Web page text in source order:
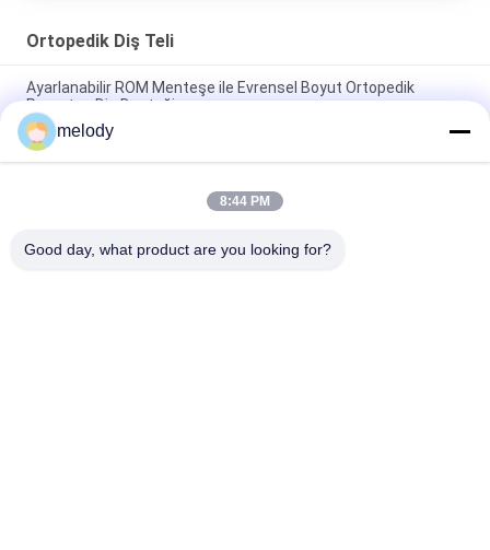
Ortopedik Diş Teli
Ayarlanabilir ROM Menteşe ile Evrensel Boyut Ortopedik
Parantez Diz Desteği
Menteşeli DUO Ortopedik Diz Destekleri ve OA Hastaları İçin
Hafifliği Destekler
Ayarlanabilir Menteşeli Ortopedik Parantez Diz Desteği Nefes
melody
8:44 PM
Good day, what product are you looking for?